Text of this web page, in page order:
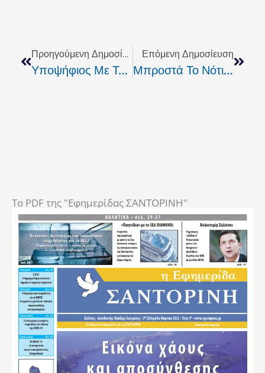
Προηγούμενη Δημοσίευση
Υποψήφιος Με Το “Σαντορινιό Όραμα” Ο Λευτέρης Λιγνός
Επόμενη Δημοσίευση
Μπροστά Το Νότιο Αιγαίο: Υποψηφιότητες Από Σαντορίνη, Μύκονο Και Κάσο
To PDF της "Εφημερίδας ΣΑΝΤΟΡΙΝΗ"